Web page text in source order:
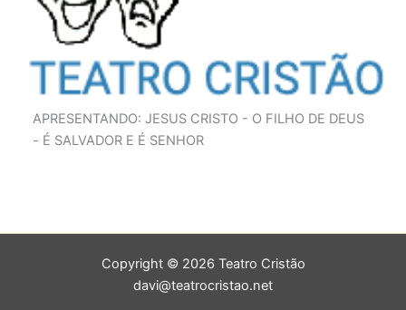
APRESENTANDO: JESUS CRISTO - O FILHO DE DEUS
- É SALVADOR E É SENHOR
Copyright © 2026 Teatro Cristão
davi@teatrocristao.net